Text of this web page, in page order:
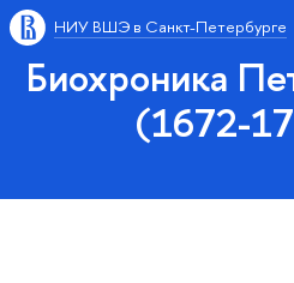
НИУ ВШЭ в Санкт-Петербурге
Биохроника
(1672-